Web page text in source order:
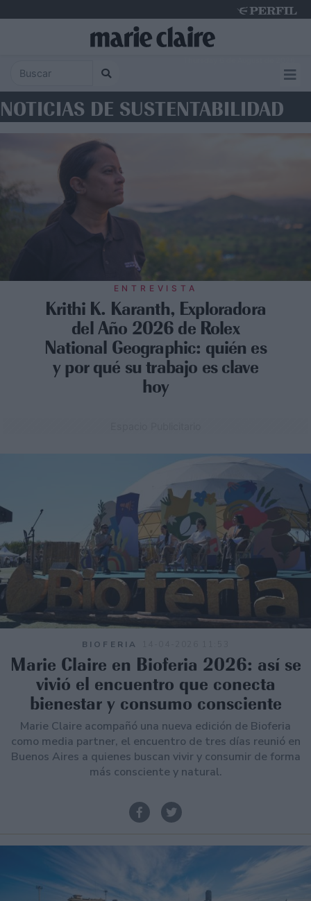
NOTICIAS DE SUSTENTABILIDAD
ENTREVISTA
Krithi K. Karanth, Exploradora
del Año 2026 de Rolex
National Geographic: quién es
y por qué su trabajo es clave
hoy
BIOFERIA
Marie Claire en Bioferia 2026: así se
vivió el encuentro que conecta
bienestar y consumo consciente
Marie Claire acompañó una nueva edición de Bioferia
como media partner, el encuentro de tres días reunió en
Buenos Aires a quienes buscan vivir y consumir de forma
más consciente y natural.